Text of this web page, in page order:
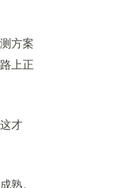
方案
上正
才
熟。